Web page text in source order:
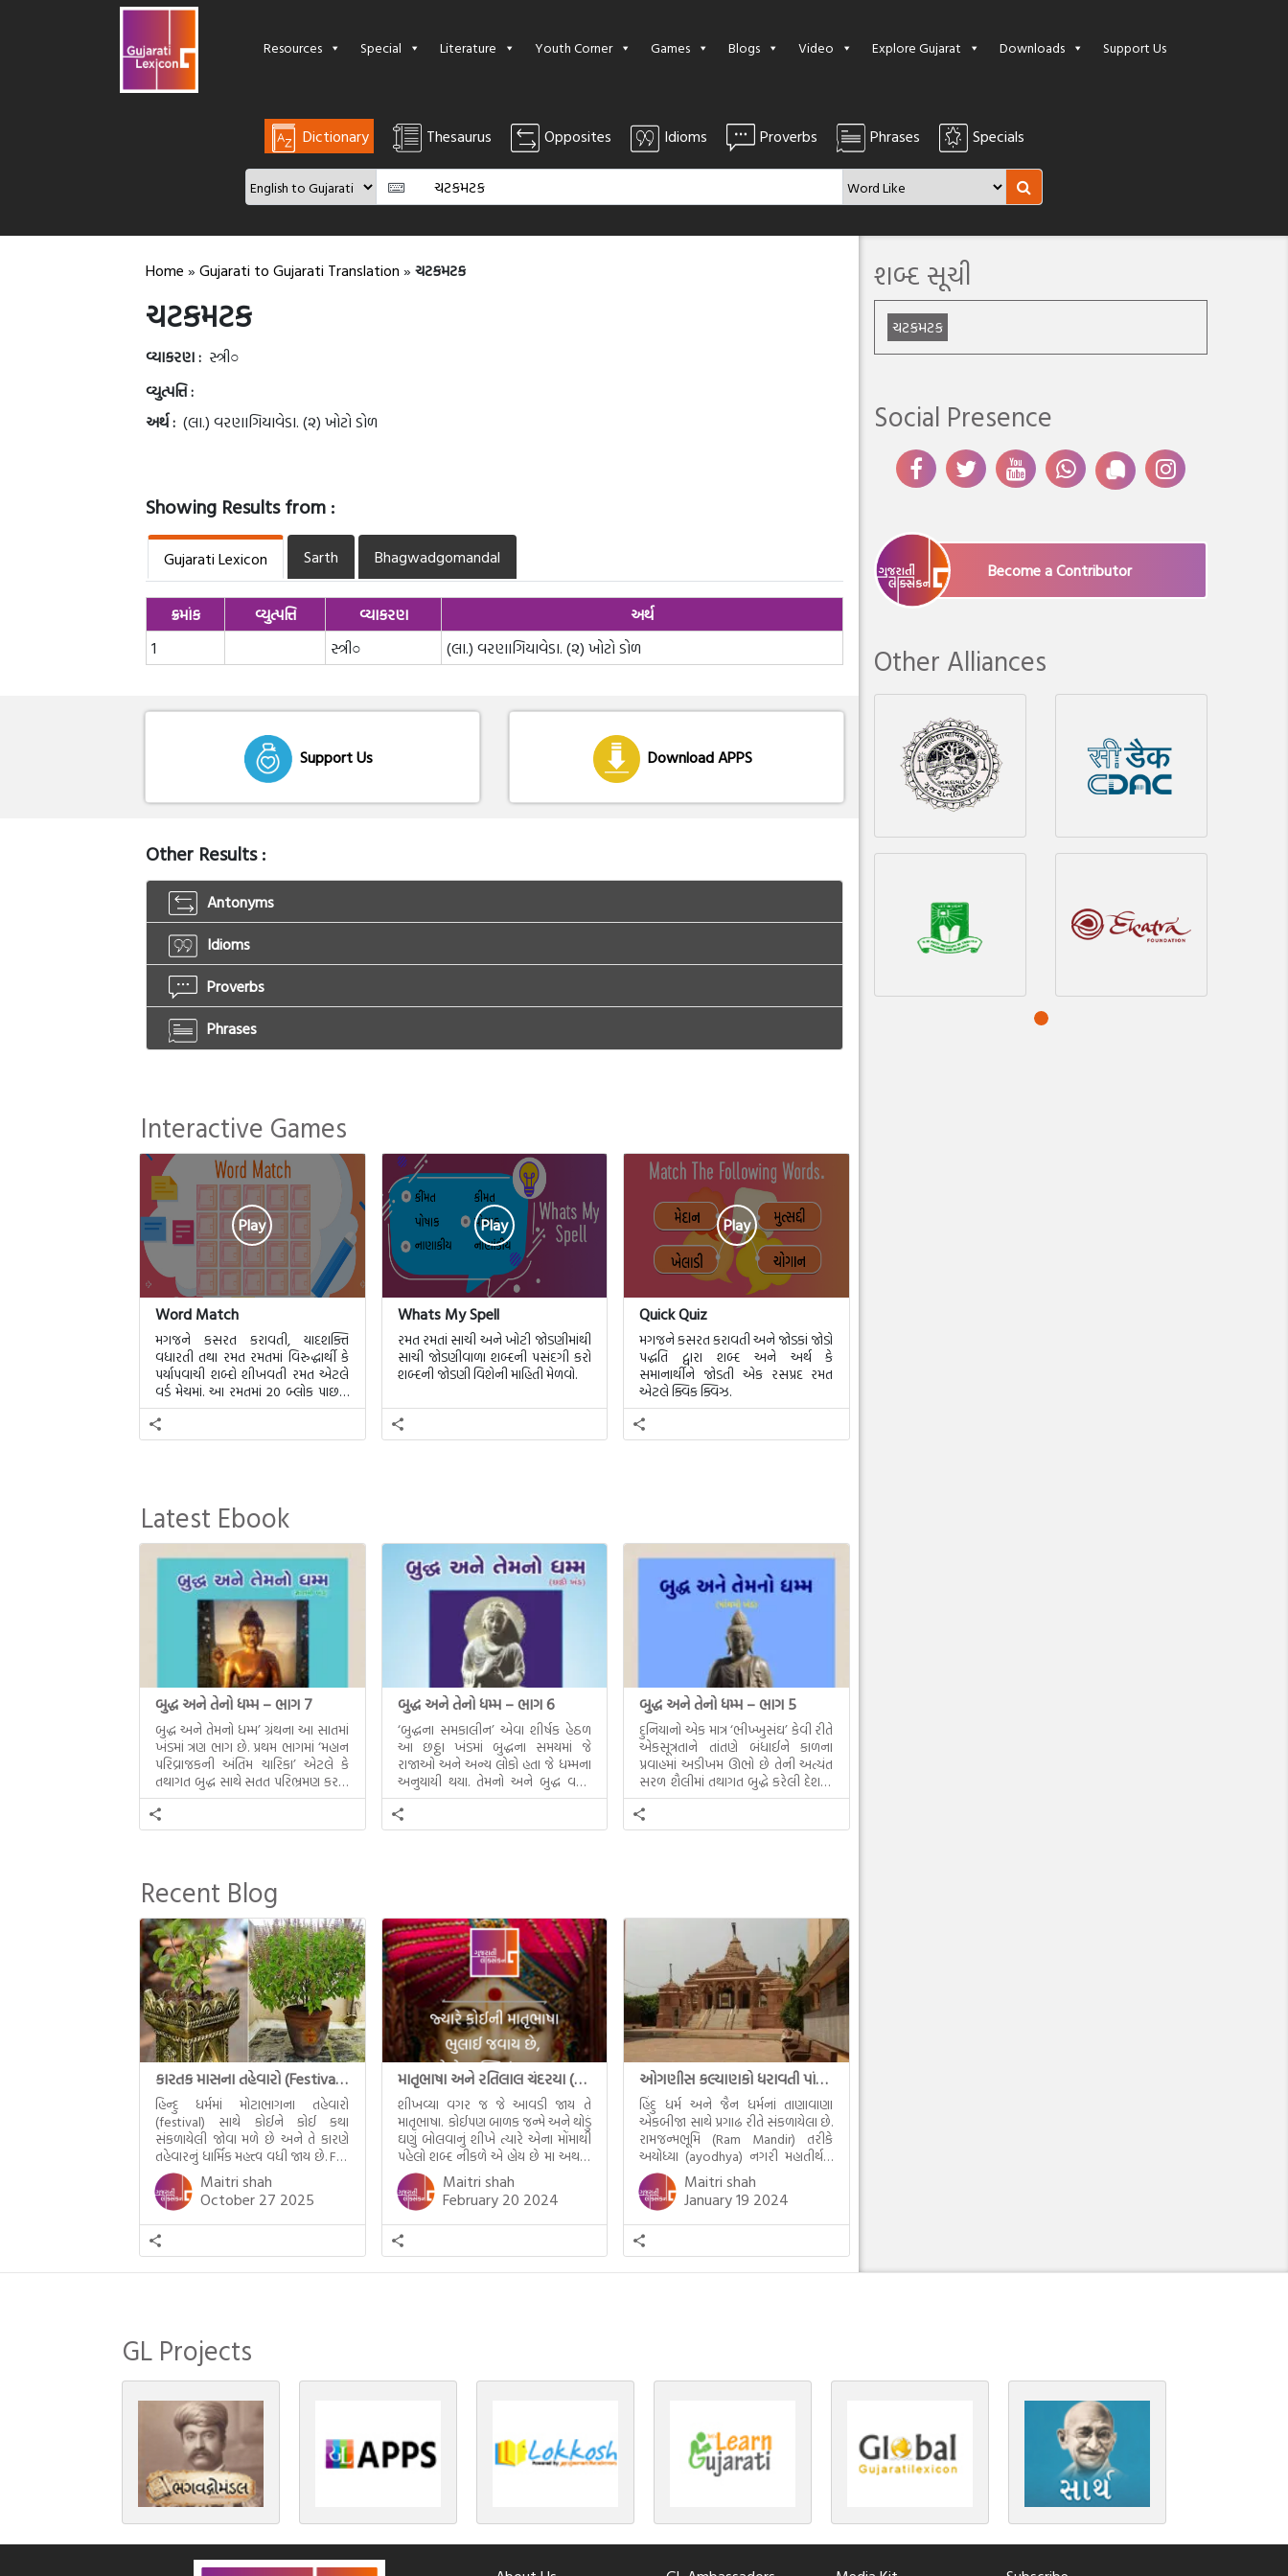
Resources Special Literature Youth Corner Games Blogs Video Explore Gujarat Downloads Support Us
Dictionary Thesaurus Opposites Idioms Proverbs Phrases Specials
Home » Gujarati to Gujarati Translation » ચટકમટક
ચટકમટક
વ્યાકરણ : સ્ત્રી○
વ્યુત્પત્તિ :
અર્થ : (લા.) વરણાગિયાવેડા. (૨) ખોટો ડોળ
Showing Results from :
Gujarati Lexicon Sarth Bhagwadgomandal
ક્રમાંક વ્યુત્પત્તિ વ્યાકરણ
અર્થ
1
સ્ત્રી○ (લા.) વરણાગિયાવેડા. (૨) ખોટો ડોળ
Support Us Download APPS
Other Results :
Antonyms
Idioms
Proverbs
Phrases
Interactive Games
Play
Word Match
મગજને કસરત કરાવતી, યાદશક્તિ
વધારતી તથા રમત રમતમાં વિરુદ્ધાર્થી કે
પર્યાપવાચી શબ્દો શીખવતી રમત એટલે
વર્ડ મેચમાં. આ રમતમાં 20 બ્લોક પાછળ
20 શબ્દો છુપાયેલા હશે.
Play
Whats My Spell
રમત રમતાં સાચી અને ખોટી જોડણીમાંથી
સાચી જોડણીવાળા શબ્દની પસંદગી કરો
શબ્દની જોડણી વિશેની માહિતી મેળવો.
Play
Quick Quiz
મગજને કસરત કરાવતી અને જોડકાં જોડો
પદ્ધતિ દ્વારા શબ્દ અને અર્થ કે
સમાનાર્થીને જોડતી એક રસપ્રદ રમત
એટલે ક્વિક ક્વિઝ.
Latest Ebook
બુદ્ધ અને તેનો ધમ્મ – ભાગ 7
બુદ્ધ અને તેમનો ધમ્મ’ ગ્રંથના આ સાતમાં
ખંડમાં ત્રણ ભાગ છે. પ્રથમ ભાગમાં ‘મહાન
પરિવ્રાજકની અંતિમ ચારિકા’ એટલે કે
તથાગત બુદ્ધ સાથે સતત પરિભ્રમણ કરતા
સહચારીઓ સાથે ફરી એકવારની
મુલાકાત, બીજા ભાગમાં તથાગતે
વૈશાલીથી વિદાય લીધી તે અને ત્રીજા
દૃશ્યો અંકિત થયાં છે. ટૂંકમાં બુદ્ધનાં
જીવનના અંતિમ દિવસોની યાત્રાનો
પરિપાક જોવા મળે […]
બુદ્ધ અને તેનો ધમ્મ – ભાગ 6
‘બુદ્ધના સમકાલીન’ એવા શીર્ષક હેઠળ
આ છઠ્ઠા ખંડમાં બુદ્ધના સમયમાં જે
રાજાઓ અને અન્ય લોકો હતા જે ધમ્મના
અનુયાયી થયા. તેમનો અને બુદ્ધ વચ્ચે
થયેલો સત્સંગ વીશે જાણકારી મળે છે.
બુદ્ધ અને તેનો ધમ્મ – ભાગ 5
દુનિયાનો એક માત્ર ‘ભીખ્ખુસંઘ’ કેવી રીતે
એકસૂત્રતાને તાંતણે બંધાઈને કાળના
પ્રવાહમાં અડીખમ ઊભો છે તેની અત્યંત
સરળ શૈલીમાં તથાગત બુદ્ધે કરેલી દેશના
સમાવતો મૂલ્યવાન ગ્રંથ એટલે બુદ્ધ અને
તેનો ધમ્મ.
Recent Blog
કારતક માસના તહેવારો (Festival of Kartik)
હિન્દુ ધર્મમાં મોટાભાગના તહેવારો
(festival) સાથે કોઈને કોઈ કથા
સંકળાયેલી જોવા મળે છે અને તે કારણે
તહેવારનું ધાર્મિક મહત્ત્વ વધી જાય છે. For
example, હાલમાં જ પ્રકાશનો તહેવાર
દિવાળી(diwali)ની ઉજવણી થઈ. પરંતુ
અષાઢ મહિનામાં આવતી દેવપોઢી
અગિયારસથી લઈને કારતિક સુદ
અગિયારસના રોજ આવતી દેવ ઊઠી
અગિયારસ વચ્ચે મોટેભાગે યજ્ઞોપવીત
સંસ્કાર, લગ્ન, દીક્ષાગ્રહણ, યજ્ઞ, ગૃહપ્રવેશ
Maitri shah
October 27 2025
માતૃભાષા અને રતિલાલ ચંદરયા (Ratilal Chandaria)
શીખવ્યા વગર જ જે આવડી જાય તે
માતૃભાષા. કોઈપણ બાળક જન્મે અને થોડું
ઘણું બોલવાનું શીખે ત્યારે એના મોંમાથી
પહેલો શબ્દ નીકળે એ હોય છે મા અથવા
મમ એટલે કે ખાવાનું. વળી આપણે
બાળકને સૂવડાવવા માટે જે ગીત કે
હાલરડાં ગાઈએ છીએ તે પણ આપણે
ગુજરાતીમાં જ ગાઈએ છીએ અંગ્રેજી ગીતો
નથી ગાતા. આમ બાળકને […]
Maitri shah
February 20 2024
ઓગણીસ કલ્યાણકો ધરાવતી પાંચ તીર્થંકરોની પરમ પાવન જન્મભૂમિ – અયોધ્યા (Ayodhya)
હિંદુ ધર્મ અને જૈન ધર્મનાં તાણાવાણા
એકબીજા સાથે પ્રગાઢ રીતે સંકળાયેલા છે.
રામજન્મભૂમિ (Ram Mandir) તરીકે
અયોધ્યા (ayodhya) નગરી મહાતીર્થનું
ગૌરવ પામી છે, તો એ જ રીતે જૈન ધર્મના
ચોવીસ તીર્થંકરોમાંથી પાંચ-પાંચ
તીર્થંકરોનો જન્મ આ અયોધ્યાની પાવન
ભૂમિ પર થયો છે. જૈન ધર્મમાં ચોવીસ
તીર્થંકરોમાંથી પાંચ-પાંચ તીર્થંકરોનાં
કલ્યાણકો અહીં આવ્યાં છે. દરેક
તીર્થંકરના જીવનની ચ્યવન(માતાના […]
Maitri shah
January 19 2024
શબ્દ સૂચી
ચટકમટક
Social Presence
Become a Contributor
Other Alliances
GL Projects